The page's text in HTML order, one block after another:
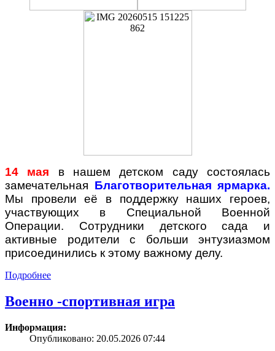
14 мая в нашем детском саду состоялась
замечательная Благотворительная ярмарка.
Мы провели её в поддержку наших героев,
участвующих в Специальной Военной
Операции. Сотрудники детского сада и
активные родители с больши энтузиазмом
присоединились к этому важному делу.
Подробнее
Военно -спортивная игра
Информация:
Опубликовано: 20.05.2026 07:44